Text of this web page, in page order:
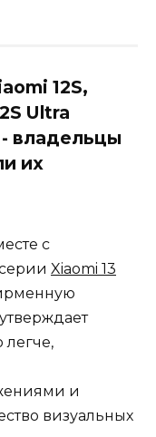
12S,
Ultra
владельцы
их
с
Xiaomi 13
легче,
и
визуальных